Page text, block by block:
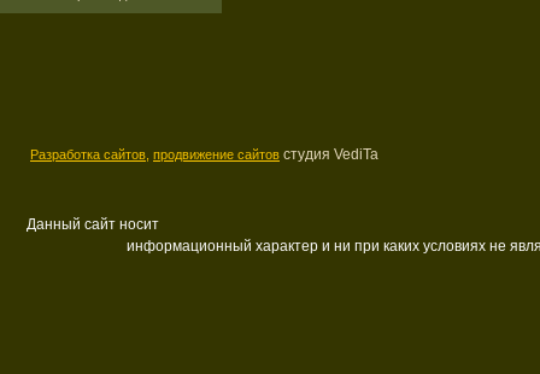
Разработка сайтов, продвижение сайтов студия VediTa
Данный сайт носит
информационный характер и ни при каких условиях не